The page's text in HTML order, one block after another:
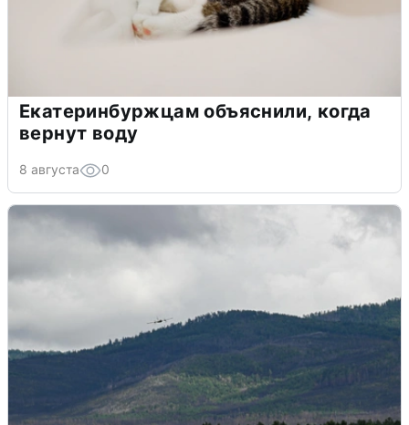
Екатеринбуржцам объяснили, когда
вернут воду
8 августа 0